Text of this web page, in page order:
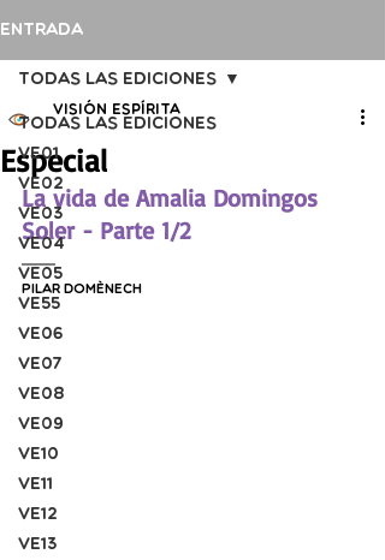
Entrada
Todas las ediciones
VE01
VE02
VE03
VE04
VE05
VE55
VE06
VE07
VE08
VE09
VE10
VE11
VE12
VE13
Todas las ediciones
Especial
Visión Espírita
La vida de Amalia Domingos
Soler - Parte 1/2
Pilar Domènech